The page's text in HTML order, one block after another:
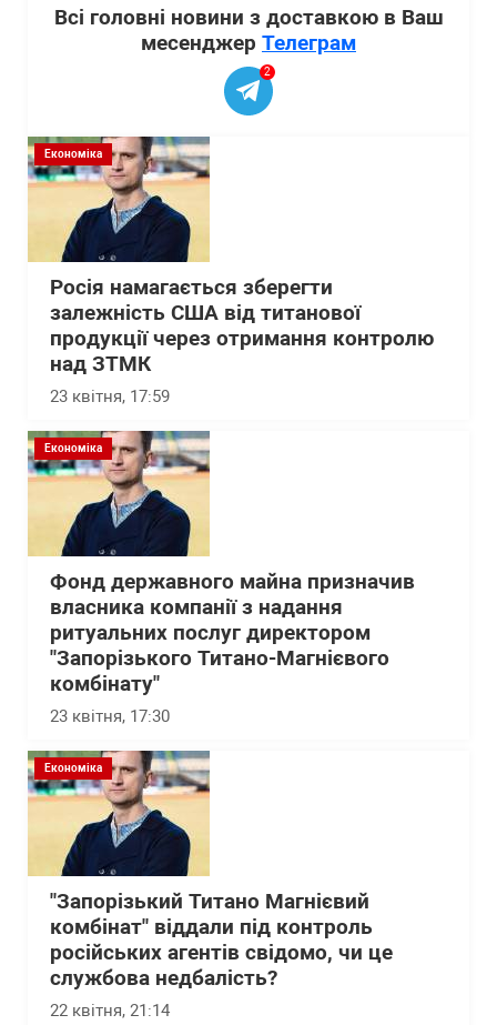
Всі головні новини з доставкою в Ваш
месенджер Телеграм
2
Економіка
Росія намагається зберегти
залежність США від титанової
продукції через отримання контролю
над ЗТМК
23 квітня, 17:59
Економіка
Фонд державного майна призначив
власника компанії з надання
ритуальних послуг директором
"Запорізького Титано-Магнієвого
комбінату"
23 квітня, 17:30
Економіка
"Запорізький Титано Магнієвий
комбінат" віддали під контроль
російських агентів свідомо, чи це
службова недбалість?
22 квітня, 21:14